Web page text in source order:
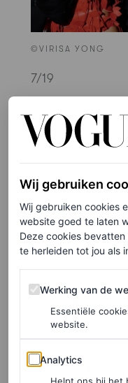
©VIRISA YONG
7/19
Wij gebruiken
Wij gebruiken cookies
website goed te laten
Deze cookies
te herleiden tot jou als
Werking van de
Werking van de
Essentiële
website.
Analytics
Analytics